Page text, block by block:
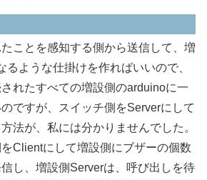
ことを感知する側から送信して、増
るような仕掛けを作ればいいので、
れたすべての増設側のarduinoに一
ですが、スイッチ側をServerにして
法が、私には分かりませんでした。
Clientにして増設側にブザーの個数
し、増設側Serverは、呼び出しを待